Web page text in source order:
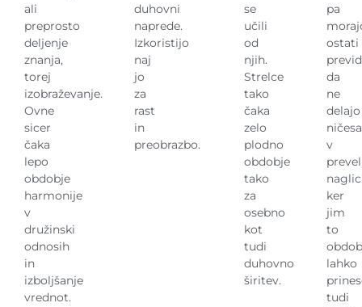
ali
preprosto
deljenje
znanja,
torej
izobraževanje.
Ovne
sicer
čaka
lepo
obdobje
harmonije
v
družinski
odnosih
in
izboljšanje
vrednot.
duhovni
naprede.
Izkoristijo
naj
jo
za
rast
in
preobrazbo.
se
učili
od
njih.
Strelce
tako
čaka
zelo
plodno
obdobje
tako
za
osebno
kot
tudi
duhovno
širitev.
pa
ostati
da
ne
delajo
v
ker
jim
to
lahko
tudi